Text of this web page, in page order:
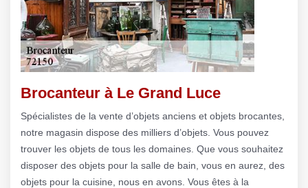
Brocanteur à Le Grand Luce
Spécialistes de la vente d’objets anciens et objets brocantes,
notre magasin dispose des milliers d’objets. Vous pouvez
trouver les objets de tous les domaines. Que vous souhaitez
disposer des objets pour la salle de bain, vous en aurez, des
objets pour la cuisine, nous en avons. Vous êtes à la